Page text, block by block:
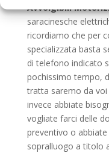
Avvolgibili
saracinesche
ricordiamo che per
specializzata basta
di telefono indicato
pochissimo tempo,
tratta saremo da voi
invece abbiate
vogliate farci delle
preventivo o
sopralluogo a titolo